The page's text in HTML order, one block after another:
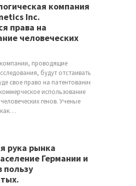
компания
Inc.
права на
человеческих
проводящие
будут отстаивать
свое право на патентование
использование
генов. Ученые
рука рынка
Германии и
пользу